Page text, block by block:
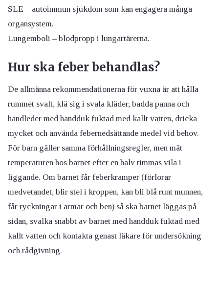
SLE – autoimmun sjukdom som kan engagera många
organsystem.
Lungemboli – blodpropp i lungartärerna.
Hur ska feber behandlas?
De allmänna rekommendationerna för vuxna är att hålla
rummet svalt, klä sig i svala kläder, badda panna och
handleder med handduk fuktad med kallt vatten, dricka
mycket och använda febernedsättande medel vid behov.
För barn gäller samma förhållningsregler, men mät
temperaturen hos barnet efter en halv timmas vila i
liggande. Om barnet får feberkramper (förlorar
medvetandet, blir stel i kroppen, kan bli blå runt munnen,
får ryckningar i armar och ben) så ska barnet läggas på
sidan, svalka snabbt av barnet med handduk fuktad med
kallt vatten och kontakta genast läkare för undersökning
och rådgivning.